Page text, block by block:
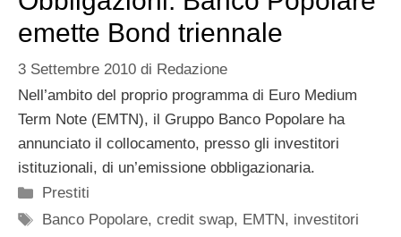
emette Bond triennale
3 Settembre 2010 di Redazione
Nell’ambito del proprio programma di Euro Medium
Term Note (EMTN), il Gruppo Banco Popolare ha
annunciato il collocamento, presso gli investitori
istituzionali, di un’emissione obbligazionaria.
Categorie
Prestiti
Tag
Banco Popolare,credit swap, EMTN, investitori